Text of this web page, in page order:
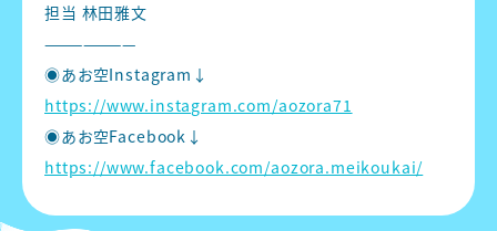
担当 林田雅文
———————
◉あお空Instagram↓
https://www.instagram.com/aozora71
◉あお空Facebook↓
https://www.facebook.com/aozora.meikoukai/